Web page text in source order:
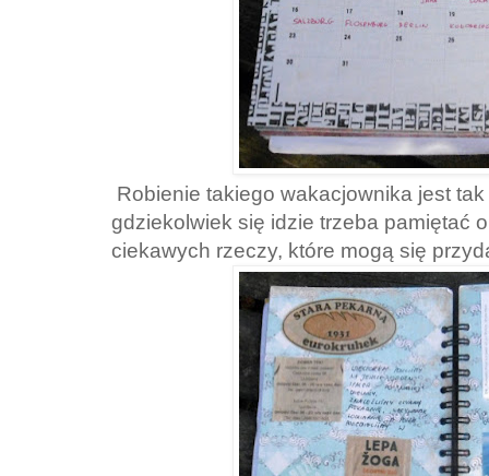
Robienie takiego wakacjownika jest
gdziekolwiek się idzie trzeba pamiętać
ciekawych rzeczy, które mogą się